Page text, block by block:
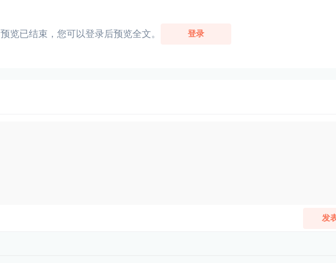
预览已结束，您可以登录后预览全文。 登录
发